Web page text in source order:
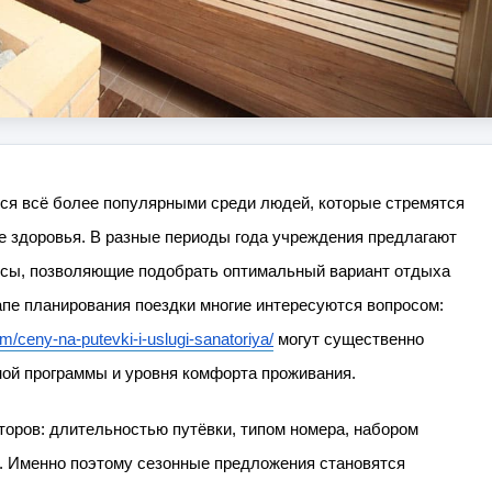
всё более популярными среди людей, которые стремятся
здоровья. В разные периоды года учреждения предлагают
позволяющие подобрать оптимальный вариант отдыха
планирования поездки многие интересуются вопросом:
ceny-na-putevki-i-uslugi-sanatoriya/ могут существенно
программы и уровня комфорта проживания.
длительностью путёвки, типом номера, набором
поэтому сезонные предложения становятся